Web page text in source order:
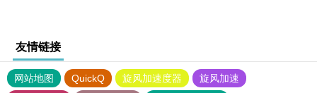
友情链接
网站地图 QuickQ 旋风加速度器
旋风加速